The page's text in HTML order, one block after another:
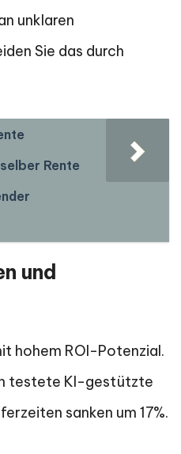
unklaren
Sie das durch
Rente
und
hohem ROI-Potenzial.
testete KI-gestützte
sanken um 17%.